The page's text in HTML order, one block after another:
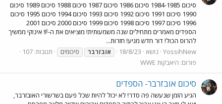
סיכום 1984-1985 סיכום 1986 סיכום 1987 סיכום 1988 סיכום 1989 סיכום
1990 סיכום 1991 סיכום 1992 סיכום 1993 סיכום 1994 סיכום 1995 סיכום
1996 סיכום 1997 סיכום 1998 סיכום 1999 סיכום 2000 סיכום 2001
הספדים מאמרים מתחילים שנה משמעותית! מוציאים את ה-F! אינוקי ממשיך
להרוס הכול! דור חדש מגיע! חזרות...
YossihNew נושא 18/8/23 אובזרבר סיכומים
תגובות: 107
פורום: היאבקות WWE
סיכום אובזרבר- הספדים
הגיע הזמן שנעשה פה סדר! לא יכול להיות שכל פעם בשרשורי האובזרבר,